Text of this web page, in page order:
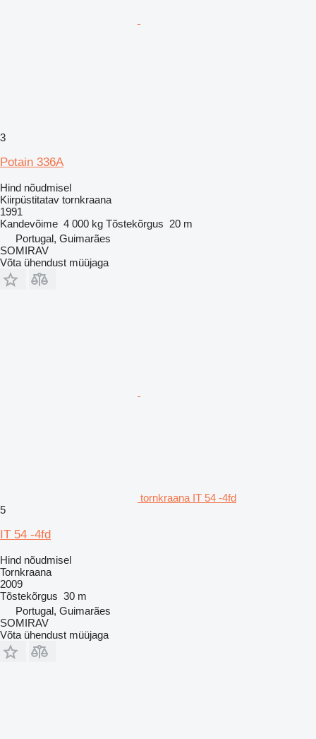
3
Potain 336A
Hind nõudmisel
Kiirpüstitatav tornkraana
1991
Kandevõime 4 000 kg Tõstekõrgus 20 m
Portugal, Guimarães
SOMIRAV
Võta ühendust müüjaga
tornkraana IT 54 -4fd
5
IT 54 -4fd
Hind nõudmisel
Tornkraana
2009
Tõstekõrgus 30 m
Portugal, Guimarães
SOMIRAV
Võta ühendust müüjaga